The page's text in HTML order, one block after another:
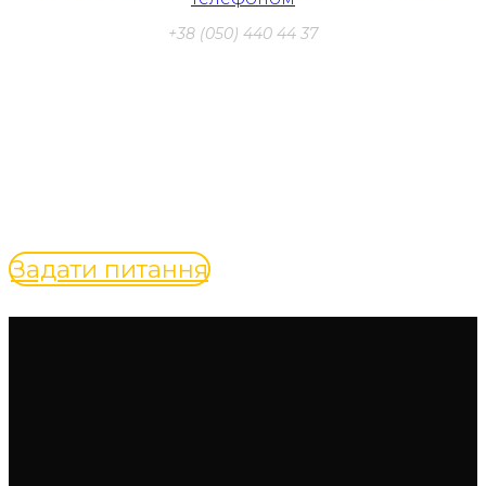
+38 (050) 440 44 37
Задати питання